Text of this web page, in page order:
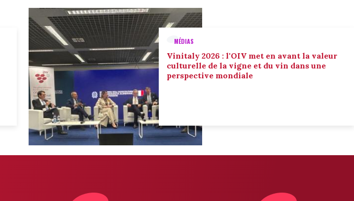
MÉDIAS
Vinitaly 2026 : l'OIV met en avant la valeur
culturelle de la vigne et du vin dans une
perspective mondiale